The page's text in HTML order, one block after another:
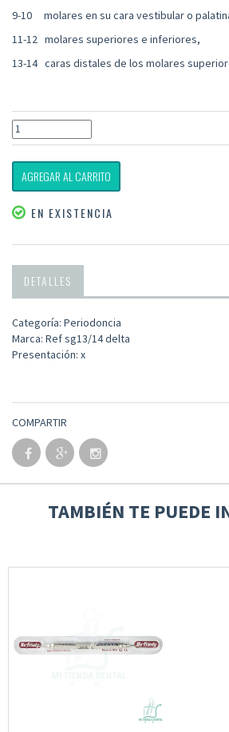
9-10 molares en su cara vestibular o
11-12 molares superiores e inferiores,
13-14 caras distales de los molares
AGREGAR AL CARRITO
EN EXISTENCIA
DETALLES
Categoría: Periodoncia
Marca: Ref sg13/14 delta
Presentación: x
COMPARTIR
TAMBIÉN TE PUEDE